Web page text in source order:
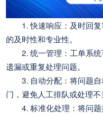
1. 快速响应：及时回复
的及时性和专业性。
2. 统一管理：工单系统
遗漏或重复处理问题。
3. 自动分配：将问题自
门，避免人工排队或处理不
4. 标准化处理：将问题